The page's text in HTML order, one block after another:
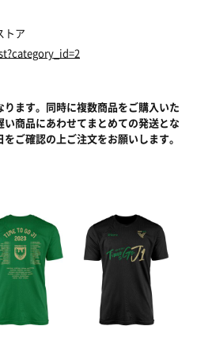
トア
ます。同時に複数商品をご購入いた
商品にあわせてまとめての発送とな
ご確認の上ご注文をお願いします。